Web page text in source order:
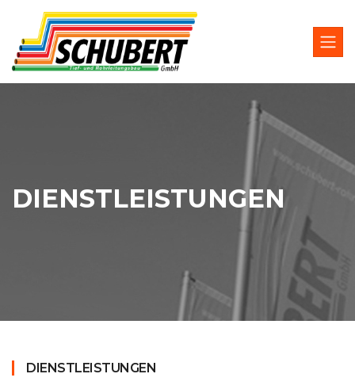
DIENSTLEISTUNGEN
DIENSTLEISTUNGEN